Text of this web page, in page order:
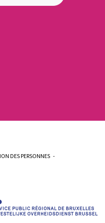
DES PERSONNES